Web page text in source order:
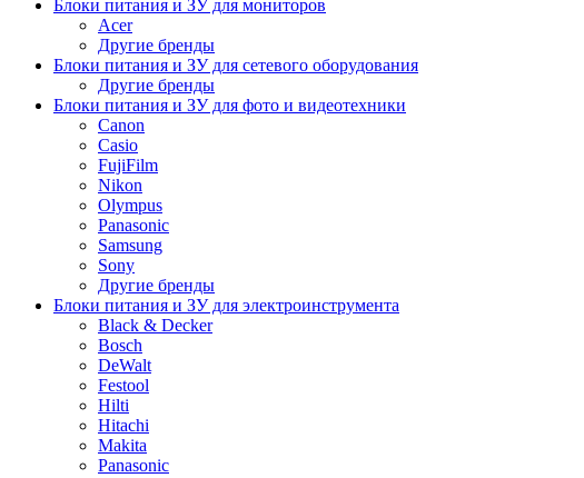
Блоки питания и ЗУ для мониторов
Acer
Другие бренды
Блоки питания и ЗУ для сетевого оборудования
Другие бренды
Блоки питания и ЗУ для фото и видеотехники
Canon
Casio
FujiFilm
Nikon
Olympus
Panasonic
Samsung
Sony
Другие бренды
Блоки питания и ЗУ для электроинструмента
Black & Decker
Bosch
DeWalt
Festool
Hilti
Hitachi
Makita
Panasonic